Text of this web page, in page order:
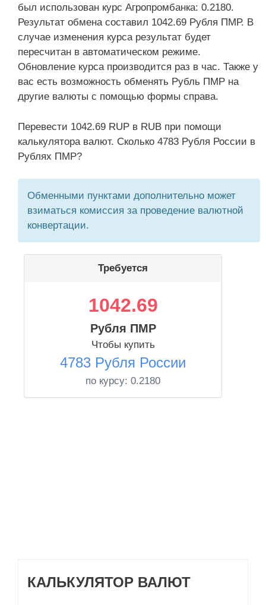
был использован курс Агропромбанка: 0.2180.
Результат обмена составил 1042.69 Рубля ПМР. В
случае изменения курса результат будет
пересчитан в автоматическом режиме.
Обновление курса производится раз в час. Также у
вас есть возможность обменять Рубль ПМР на
другие валюты с помощью формы справа.
Перевести 1042.69 RUP в RUB при помощи
калькулятора валют. Сколько 4783 Рубля России в
Рублях ПМР?
Обменными пунктами дополнительно может
взиматься комиссия за проведение валютной
конвертации.
Требуется
1042.69
Рубля ПМР
Чтобы купить
4783 Рубля России
по курсу: 0.2180
КАЛЬКУЛЯТОР ВАЛЮТ